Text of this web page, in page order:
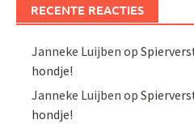
RECENTE REACTIES
Janneke Luijben op
hondje!
Janneke Luijben op
hondje!